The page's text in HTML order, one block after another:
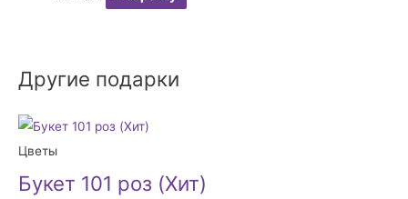
Другие подарки
Цветы
Букет 101 роз (Хит)